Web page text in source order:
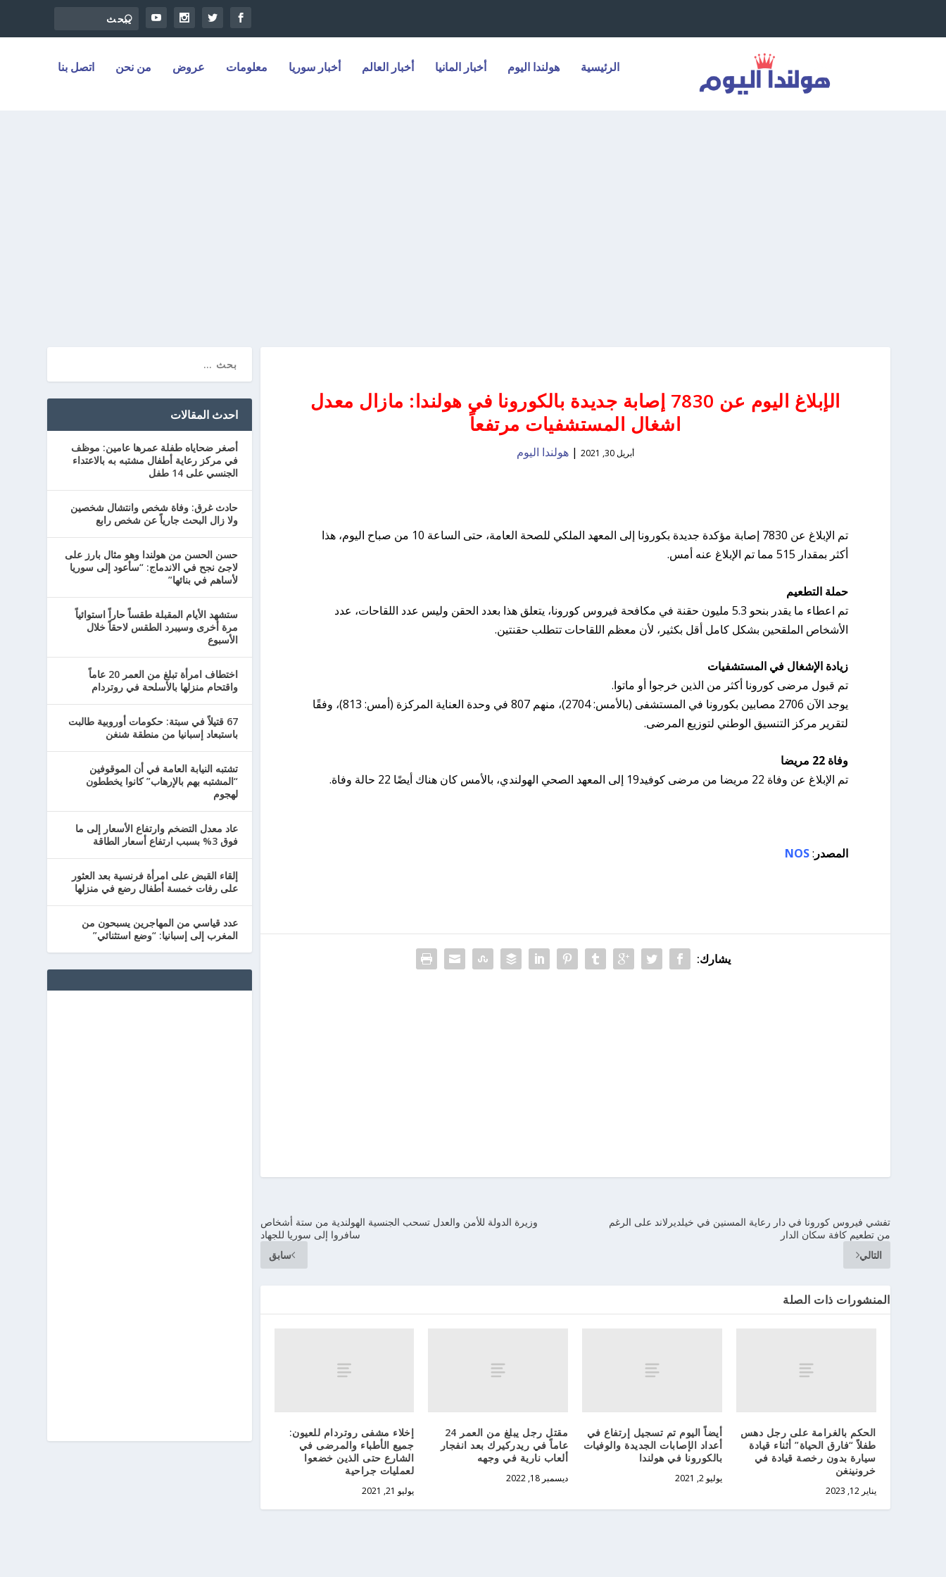
الرئيسية هولندا اليوم أخبار المانيا أخبار العالم أخبار سوريا معلومات عروض من نحن اتصل بنا
الإبلاغ اليوم عن 7830 إصابة جديدة بالكورونا في هولندا: مازال معدل
اشغال المستشفيات مرتفعاً
أبريل 30, 2021 |هولندا اليوم
تم الإبلاغ عن 7830 إصابة مؤكدة جديدة بكورونا إلى المعهد الملكي للصحة العامة، حتى الساعة 10 من صباح اليوم، هذا
أكثر بمقدار 515 مما تم الإبلاغ عنه أمس.
حملة التطعيم
تم اعطاء ما يقدر بنحو 5.3 مليون حقنة في مكافحة فيروس كورونا، يتعلق هذا بعدد الحقن وليس عدد اللقاحات، عدد
الأشخاص الملقحين بشكل كامل أقل بكثير، لأن معظم اللقاحات تتطلب حقنتين.
زيادة الإشغال في المستشفيات
تم قبول مرضى كورونا أكثر من الذين خرجوا أو ماتوا.
يوجد الآن 2706 مصابين بكورونا في المستشفى (بالأمس: 2704)، منهم 807 في وحدة العناية المركزة (أمس: 813)، وفقًا
لتقرير مركز التنسيق الوطني لتوزيع المرضى.
وفاة 22 مريضا
تم الإبلاغ عن وفاة 22 مريضا من مرضى كوفيد19 إلى المعهد الصحي الهولندي، بالأمس كان هناك أيضًا 22 حالة وفاة.
المصدر :
NOS
يشارك:
وزيرة الدولة للأمن والعدل تسحب الجنسية الهولندية من ستة أشخاص
سافروا إلى سوريا للجهاد
سابق
تفشي فيروس كورونا في دار رعاية المسنين في خيلديرلاند على الرغم
من تطعيم كافة سكان الدار
التالي
المنشورات ذات الصلة
الحكم بالغرامة على رجل دهس
طفلاً “فارق الحياة” أثناء قيادة
سيارة بدون رخصة قيادة في
خرونينغن
يناير 12, 2023
أيضاً اليوم تم تسجيل إرتفاع في
أعداد الإصابات الجديدة والوفيات
بالكورونا في هولندا
يوليو 2, 2021
مقتل رجل يبلغ من العمر 24
عاماً في ريدركيرك بعد انفجار
ألعاب نارية في وجهه
ديسمبر 18, 2022
إخلاء مشفى روتردام للعيون:
جميع الأطباء والمرضى في
الشارع حتى الذين خضعوا
لعمليات جراحية
يوليو 21, 2021
احدث المقالات
أصغر ضحاياه طفلة عمرها عامين: موظف
في مركز رعاية أطفال مشتبه به بالاعتداء
الجنسي على 14 طفل
حادث غرق: وفاة شخص وانتشال شخصين
ولا زال البحث جارياً عن شخص رابع
حسن الحسن من هولندا وهو مثال بارز على
لاجئ نجح في الاندماج: “سأعود إلى سوريا
لأساهم في بنائها”
ستشهد الأيام المقبلة طقساً حاراً استوائياً
مرة أخرى وسيبرد الطقس لاحقاً خلال
الأسبوع
اختطاف امرأة تبلغ من العمر 20 عاماً
واقتحام منزلها بالأسلحة في روتردام
67 قتيلاً في سبتة: حكومات أوروبية طالبت
باستبعاد إسبانيا من منطقة شنغن
تشتبه النيابة العامة في أن الموقوفين
“المشتبه بهم بالإرهاب” كانوا يخططون
لهجوم
عاد معدل التضخم وارتفاع الأسعار إلى ما
فوق 3% بسبب ارتفاع أسعار الطاقة
إلقاء القبض على امرأة فرنسية بعد العثور
على رفات خمسة أطفال رضع في منزلها
عدد قياسي من المهاجرين يسبحون من
المغرب إلى إسبانيا: “وضع استثنائي”